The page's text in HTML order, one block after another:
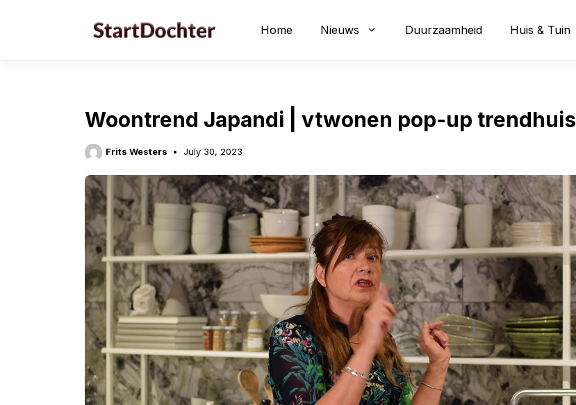
Home Nieuws Duurzaamheid Huis & Tuin
Woontrend Japandi | vtwonen pop-up trendhuis
Frits Westers July 30, 2023